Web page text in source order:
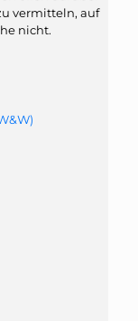
vermitteln, auf
nicht.